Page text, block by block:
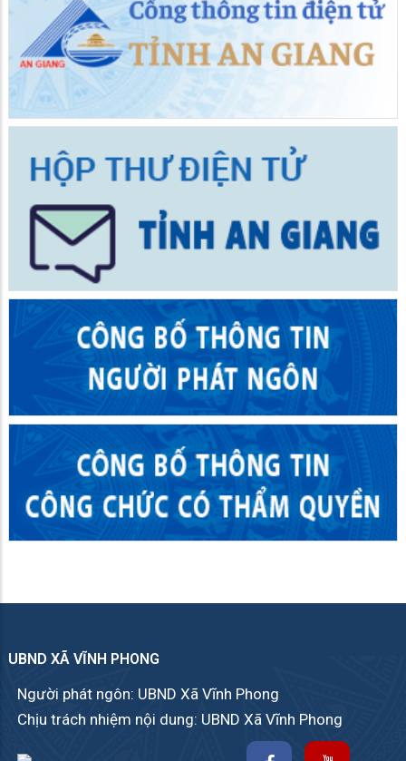
UBND XÃ VĨNH PHONG
Người phát ngôn: UBND Xã Vĩnh Phong
Chịu trách nhiệm nội dung: UBND Xã Vĩnh Phong